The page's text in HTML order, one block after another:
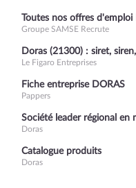
Toutes nos offres d'emploi
Groupe SAMSE Recrute
Doras (21300) : siret,
Le Figaro Entreprises
Fiche entreprise DORAS
Pappers
Société leader régional
Doras
Catalogue produits
Doras